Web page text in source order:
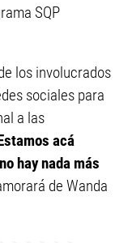
SQP
los involucrados
sociales para
a las
acá
hay nada más
de Wanda